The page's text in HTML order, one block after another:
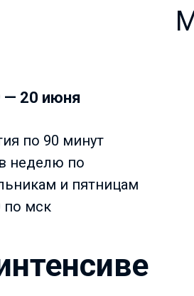
— 20 июня
по 90 минут
в неделю по
и пятницам
по мск